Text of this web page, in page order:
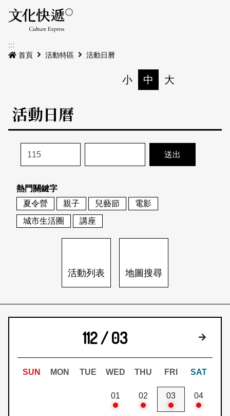
最新公告
本期專題
歷史專題
活動特區
活動列表
地圖搜尋
關於我們
關於我們
刊物索取地點
會員基本資料
刊登活動
網站導覽 English
日本語 登入/註冊
:::
首頁
活動特區 活動日曆
小 中 大
活動日曆
熱門關鍵字
夏令營
親子 兒藝節
電影
城市生活圈
講座
活動列表 地圖搜尋
112 / 03 下個月
SUN MON TUE WED THU FRI SAT
01 02 03 04